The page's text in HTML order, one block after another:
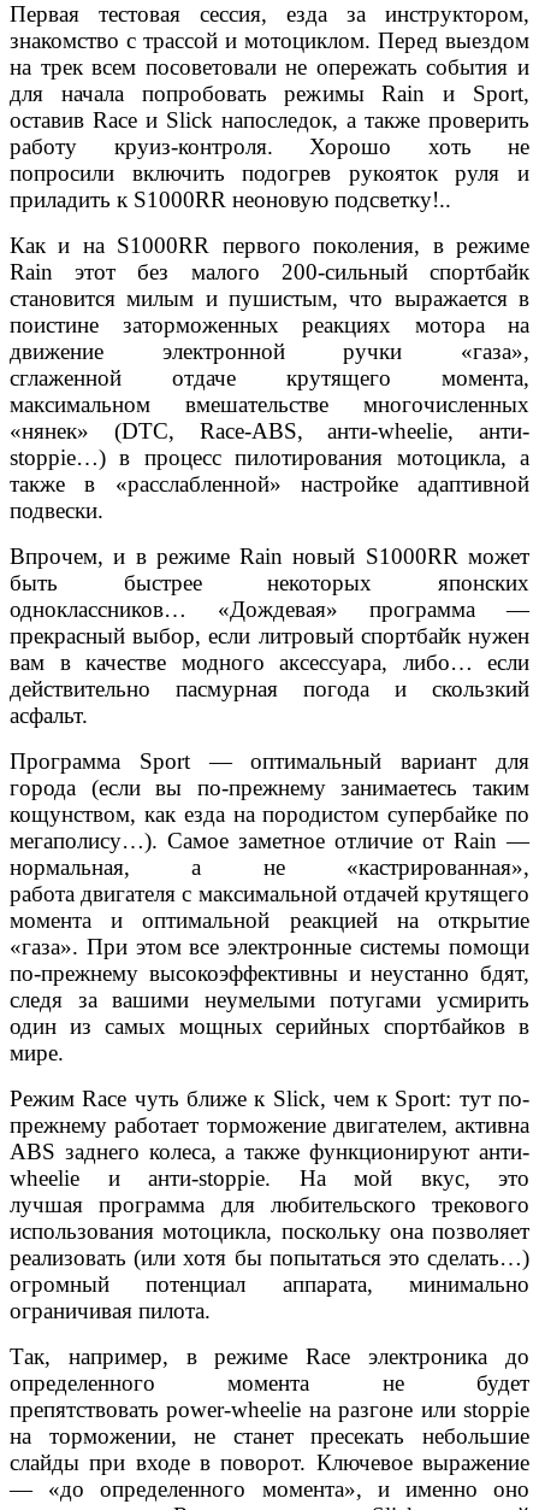
Первая тестовая сессия, езда за инструктором,
знакомство с трассой и мотоциклом. Перед выездом
на трек всем посоветовали не опережать события и
для начала попробовать режимы Rain и Sport,
оставив Race и Slick напоследок, а также проверить
работу круиз-контроля. Хорошо хоть не
попросили включить подогрев рукояток руля и
приладить к S1000RR неоновую подсветку!..
Как и на S1000RR первого поколения, в режиме
Rain этот без малого 200-сильный спортбайк
становится милым и пушистым, что выражается в
поистине заторможенных реакциях мотора на
движение электронной ручки «газа»,
сглаженной отдаче крутящего момента,
максимальном вмешательстве многочисленных
«нянек» (DTC, Race-ABS, анти-wheelie, анти-
stoppie…) в процесс пилотирования мотоцикла, а
также в «расслабленной» настройке адаптивной
подвески.
Впрочем, и в режиме Rain новый S1000RR может
быть быстрее некоторых японских
одноклассников… «Дождевая» программа —
прекрасный выбор, если литровый спортбайк нужен
вам в качестве модного аксессуара, либо… если
действительно пасмурная погода и скользкий
асфальт.
Программа Sport — оптимальный вариант для
города (если вы по-прежнему занимаетесь таким
кощунством, как езда на породистом супербайке по
мегаполису…). Самое заметное отличие от Rain —
нормальная, а не «кастрированная»,
работа двигателя с максимальной отдачей крутящего
момента и оптимальной реакцией на открытие
«газа». При этом все электронные системы помощи
по-прежнему высокоэффективны и неустанно бдят,
следя за вашими неумелыми потугами усмирить
один из самых мощных серийных спортбайков в
мире.
Режим Race чуть ближе к Slick, чем к Sport: тут по-
прежнему работает торможение двигателем, активна
ABS заднего колеса, а также функционируют анти-
wheelie и анти-stoppie. На мой вкус, это
лучшая программа для любительского трекового
использования мотоцикла, поскольку она позволяет
реализовать (или хотя бы попытаться это сделать…)
огромный потенциал аппарата, минимально
ограничивая пилота.
Так, например, в режиме Race электроника до
определенного момента не будет
препятствовать power-wheelie на разгоне или stoppie
на торможении, не станет пресекать небольшие
слайды при входе в поворот. Ключевое выражение
— «до определенного момента», и именно оно